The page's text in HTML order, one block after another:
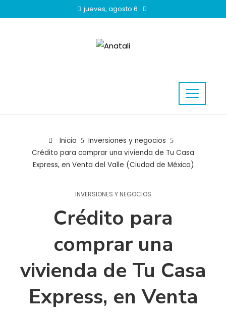
jueves, agosto 6
Inicio
Inversiones y negocios
Crédito para comprar una vivienda de Tu Casa
Express, en Venta del Valle (Ciudad de México)
INVERSIONES Y NEGOCIOS
Crédito para
comprar una
vivienda de Tu Casa
Express, en Venta